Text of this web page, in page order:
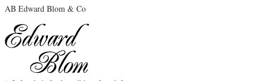
AB Edward Blom & Co